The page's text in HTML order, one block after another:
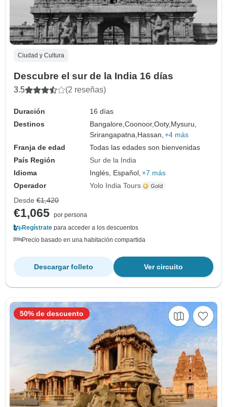
Ciudad y Cultura
Descubre el sur de la India 16 días
3.5 (2 reseñas)
Duración
16 días
Destinos
Bangalore,Coonoor,Ooty,Mysuru,
Srirangapatna,Hassan, +4 más
Franja de edad
Todas las edades son bienvenidas
País Región
Sur de la India
Idioma
Inglés, Español, +7 más
Operador
Yolo India Tours
Desde €1,420
€1,065 por persona
Regístrate para acceder a los descuentos
Precio basado en una habitación compartida
Ver circuito
Descargar folleto
50% de descuento